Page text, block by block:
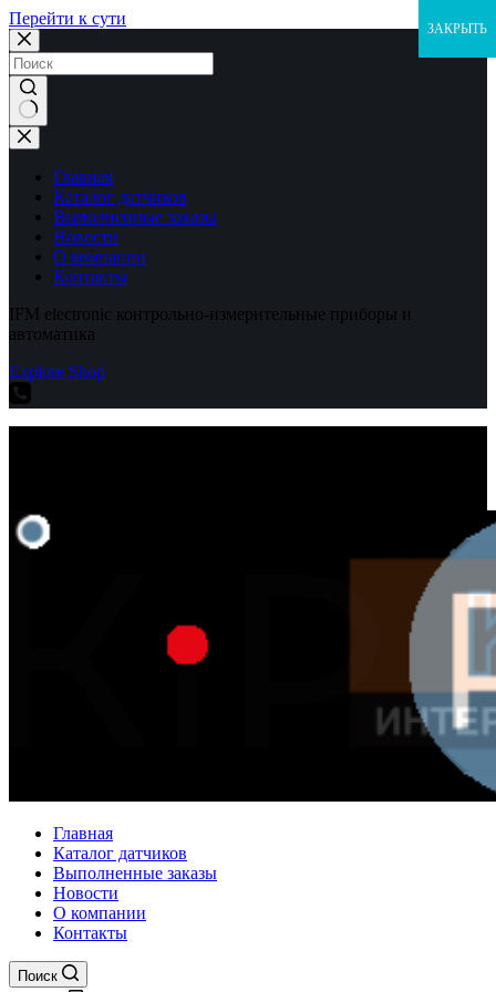
Перейти к сути
Ничего
не
найденоГлавная
Каталог датчиков
Выполненные заказы
Новости
О компании
Контакты
IFM electronic контрольно-измерительные приборы и
автоматика
Explore Shop
Главная
Каталог датчиков
Выполненные заказы
Новости
О компании
Контакты
Поиск
ЗАКРЫТЬ